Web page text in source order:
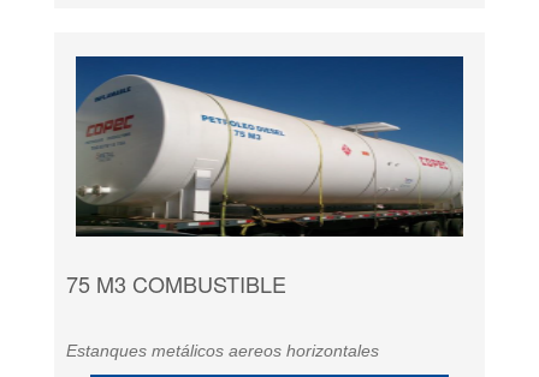
75 M3 COMBUSTIBLE
Estanques metálicos aereos horizontales